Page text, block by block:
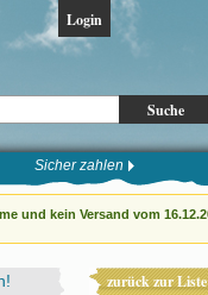
Suche
Login
Sicher zahlen
und kein Versand vom
zurück zur Liste